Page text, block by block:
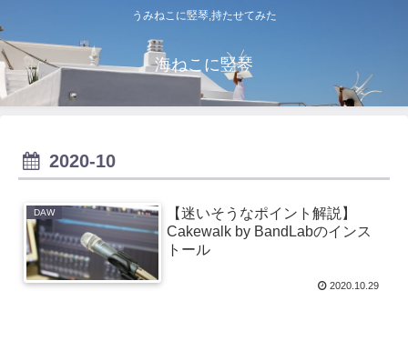
うみねこに竪琴,持たせてみた
海ねこに竪琴
2020-10
DAW
【迷いそうなポイント解説】
Cakewalk by BandLabのインス
トール
2020.10.29